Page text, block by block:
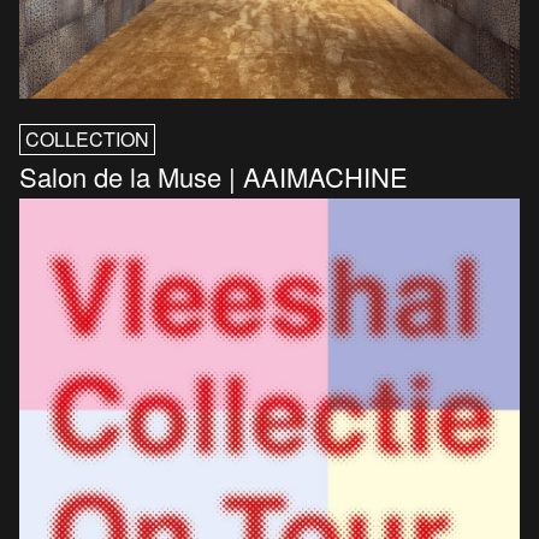
COLLECTION
Salon de la Muse | AAIMACHINE